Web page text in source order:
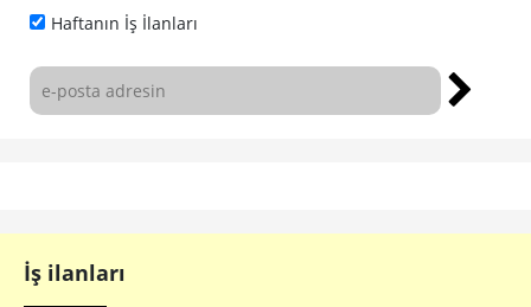
Haftanın İş İlanları
İş ilanları